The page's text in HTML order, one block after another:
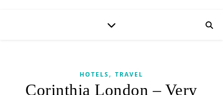
HOTELS, TRAVEL
Corinthia London – Very